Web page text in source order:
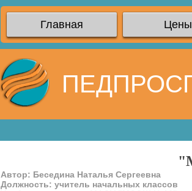
Главная Цены
Автор: Беседина Наталья Сергеевна
Должность: учитель начальных классов